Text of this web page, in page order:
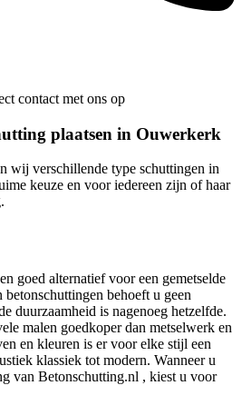
contact met ons op
plaatsen in Ouwerkerk
wij verschillende type schuttingen in
keuze en voor iedereen zijn of haar
goed alternatief voor een gemetselde
behoeft u geen
duurzaamheid is nagenoeg hetzelfde.
malen goedkoper dan metselwerk en
en kleuren is er voor elke stijl een
klassiek tot modern. Wanneer u
van Betonschutting.nl , kiest u voor